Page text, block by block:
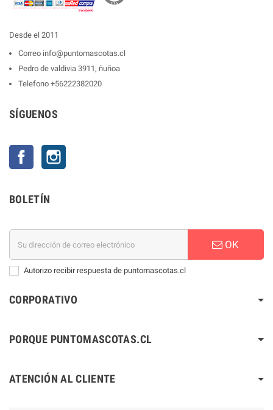
Desde el 2011
Correo info@puntomascotas.cl
Pedro de valdivia 3911, ñuñoa
Telefono +56222382020
SÍGUENOS
Facebook
BOLETÍN
OK
Autorizo recibir respuesta de puntomascotas.cl
CORPORATIVO
PORQUE PUNTOMASCOTAS.CL
ATENCIÓN AL CLIENTE